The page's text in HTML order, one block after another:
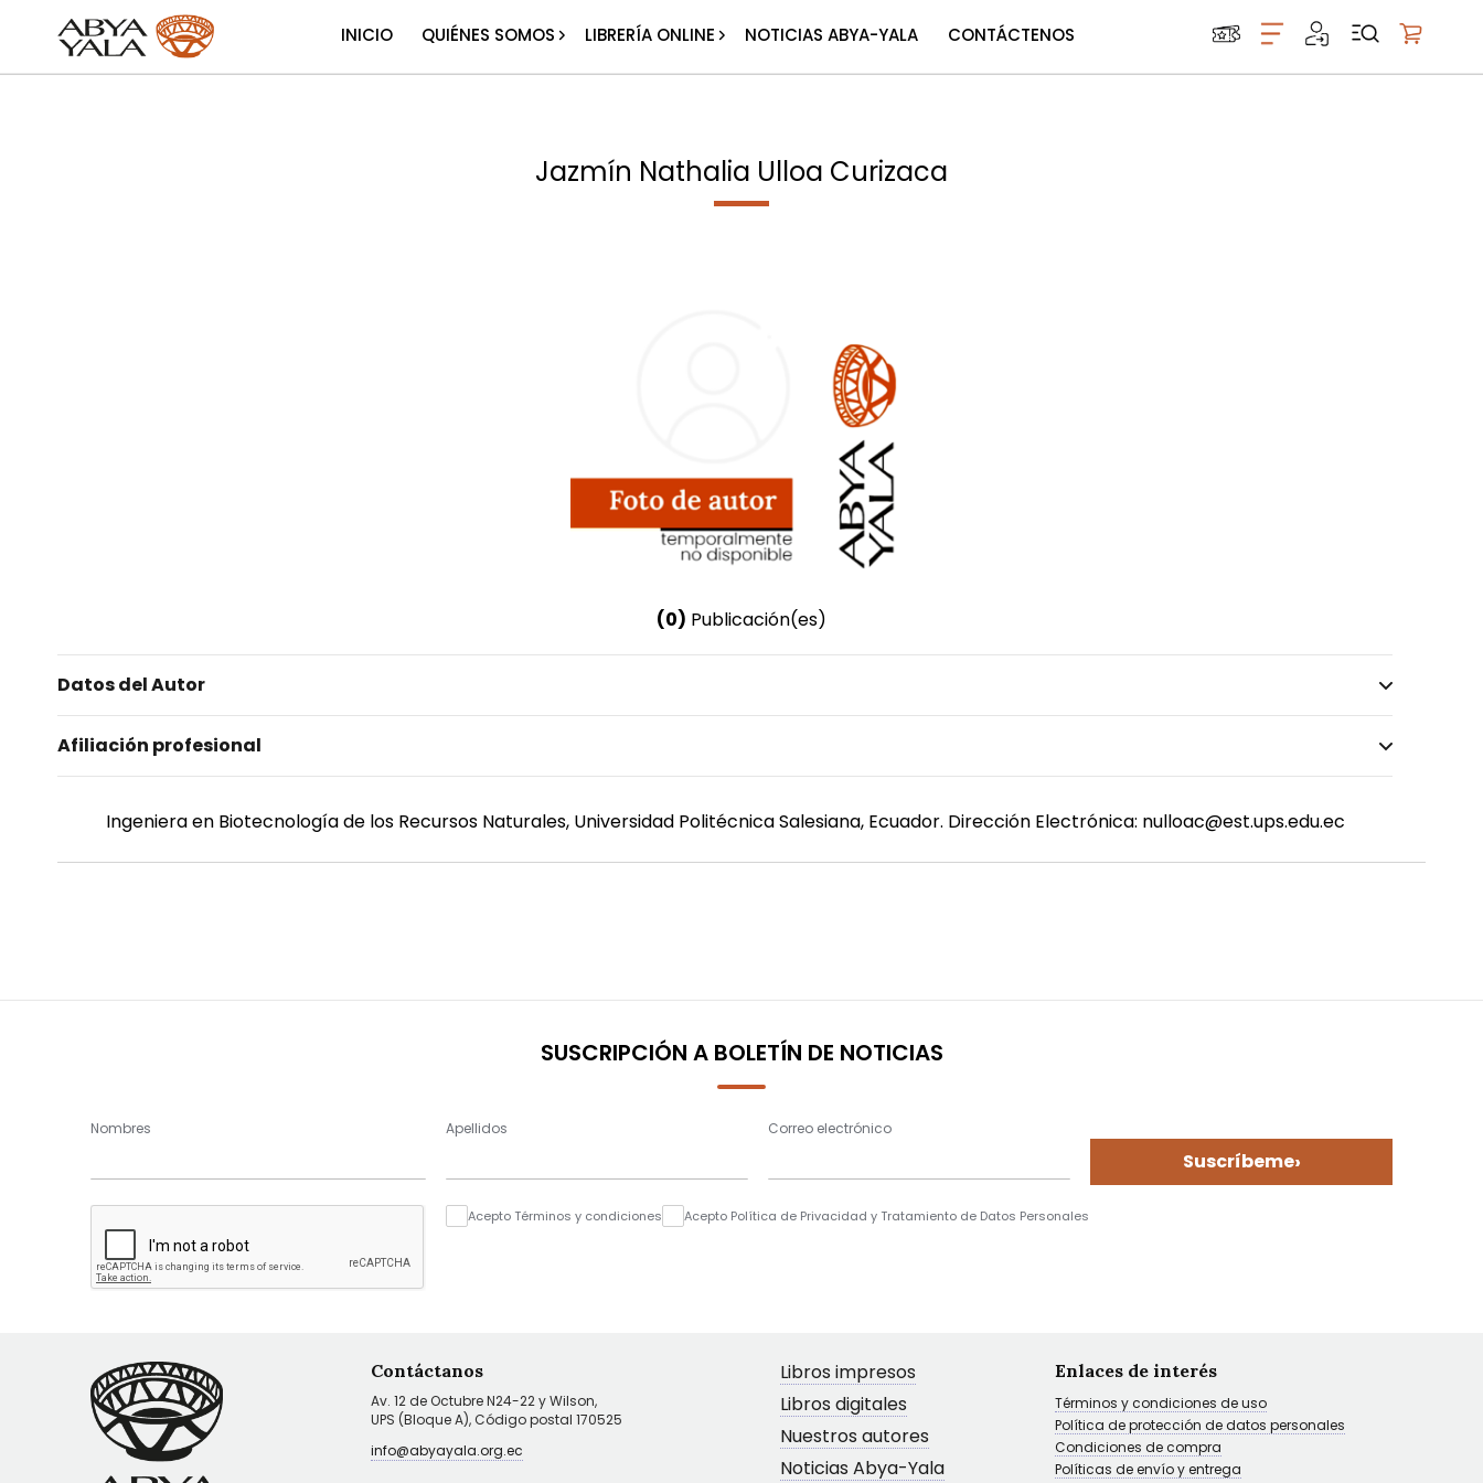
INICIO QUIÉNES SOMOS LIBRERÍA ONLINE NOTICIAS ABYA-YALA CONTÁCTENOS
Jazmín Nathalia Ulloa Curizaca
(0) Publicación(es)
Datos del Autor
Femenino
Afiliación profesional
Ingeniera en Biotecnología de los Recursos Naturales, Universidad Politécnica Salesiana, Ecuador. Dirección Electrónica: nulloac@est.ups.edu.ec
SUSCRIPCIÓN A BOLETÍN DE NOTICIAS
Nombres Apellidos Correo electrónico
Suscríbeme›
Acepto Términos y condiciones Acepto Política de Privacidad y Tratamiento de Datos Personales
Contáctanos
Av. 12 de Octubre N24-22 y Wilson,
UPS (Bloque A), Código postal 170525
info@abyayala.org.ec
Libros impresos
Libros digitales
Nuestros autores
Noticias Abya-Yala
Enlaces de interés
Términos y condiciones de uso
Política de protección de datos personales
Condiciones de compra
Políticas de envío y entrega